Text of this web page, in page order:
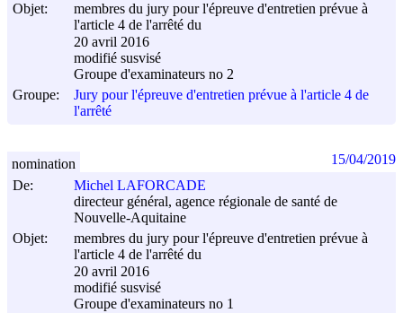
Objet:
membres du jury pour l'épreuve d'entretien prévue à
l'article 4 de l'arrêté du
20 avril 2016
modifié susvisé
Groupe d'examinateurs no 2
Groupe:
Jury pour l'épreuve d'entretien prévue à l'article 4 de
l'arrêté
De:
Michel LAFORCADE
directeur général, agence régionale de santé de
Nouvelle-Aquitaine
Objet:
membres du jury pour l'épreuve d'entretien prévue à
l'article 4 de l'arrêté du
20 avril 2016
modifié susvisé
Groupe d'examinateurs no 1
nomination 15/04/2019